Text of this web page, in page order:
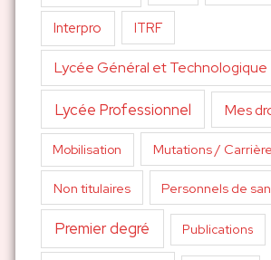
Interpro ITRF
Lycée Général et Technologique
Lycée Professionnel Mes
Mobilisation Mutations / Carrière
Non titulaires Personnels de
Premier degré Publications